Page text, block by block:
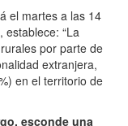
el martes a las 14
establece: “La
por parte de
extranjera,
en el territorio de
esconde una